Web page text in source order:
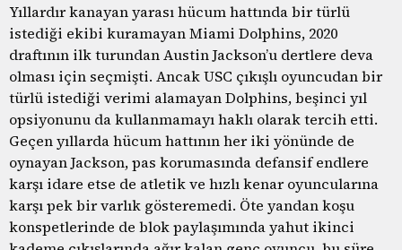
Yıllardır kanayan yarası hücum hattında bir türlü
istediği ekibi kuramayan Miami Dolphins, 2020
draftının ilk turundan Austin Jackson’u dertlere deva
olması için seçmişti. Ancak USC çıkışlı oyuncudan bir
türlü istediği verimi alamayan Dolphins, beşinci yıl
opsiyonunu da kullanmamayı haklı olarak tercih etti.
Geçen yıllarda hücum hattının her iki yönünde de
oynayan Jackson, pas korumasında defansif endlere
karşı idare etse de atletik ve hızlı kenar oyuncularına
karşı pek bir varlık gösteremedi. Öte yandan koşu
konspetlerinde de blok paylaşımında yahut ikinci